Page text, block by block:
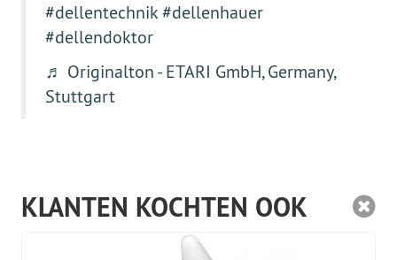
#dellentechnik #dellenhauer
#dellendoktor
♬ Originalton - ETARI GmbH, Germany,
Stuttgart
KLANTEN KOCHTEN OOK